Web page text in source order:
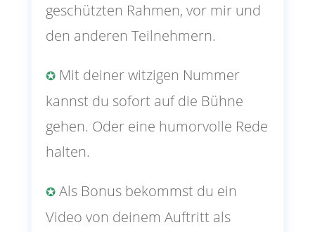
geschützten Rahmen, vor mir und
den anderen Teilnehmern.
✪Mit deiner witzigen Nummer
kannst du sofort auf die Bühne
gehen. Oder eine humorvolle Rede
halten.
✪Als Bonus bekommst du ein
Video von deinem Auftritt als